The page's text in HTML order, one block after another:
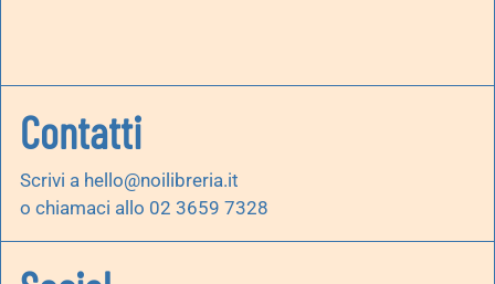
Contatti
Scrivi a hello@noilibreria.it
o chiamaci allo 02 3659 7328